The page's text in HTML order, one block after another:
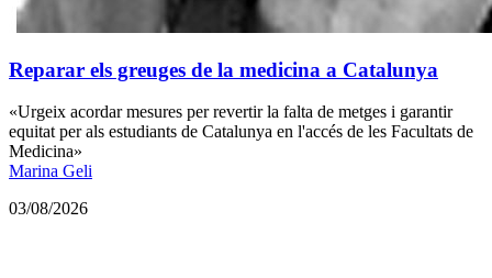
Reparar els greuges de la medicina a Catalunya
«Urgeix acordar mesures per revertir la falta de metges i garantir
equitat per als estudiants de Catalunya en l'accés de les Facultats de
Medicina»
Marina Geli
03/08/2026